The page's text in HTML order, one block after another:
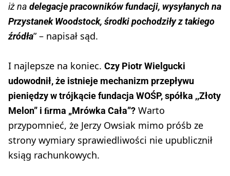
iż na delegacje pracowników fundacji, wysyłanych na
Przystanek Woodstock, środki pochodziły z takiego
źródła” – napisał sąd.
I najlepsze na koniec. Czy Piotr Wielgucki
udowodnił, że istnieje mechanizm przepływu
pieniędzy w trójkącie fundacja WOŚP, spółka ,,Złoty
Melon” i ﬁrma „Mrówka Cała”? Warto
przypomnieć, że Jerzy Owsiak mimo próśb ze
strony wymiary sprawiedliwości nie upublicznił
ksiąg rachunkowych.